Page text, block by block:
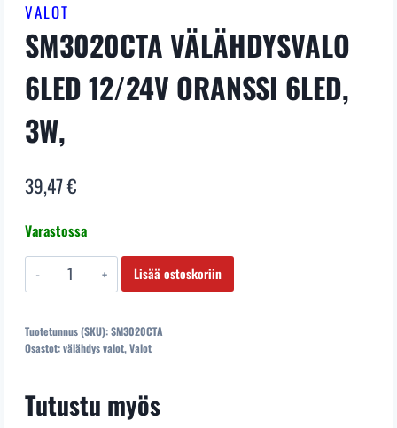
VALOT
SM3020CTA VÄLÄHDYSVALO
6LED 12/24V ORANSSI 6LED,
3W,
39,47€
Varastossa
SM3020CTA
VÄLÄHDYSVALO
12/24V
3W,
Lisää ostoskoriin
Tuotetunnus (SKU):SM3020CTA
Osastot:välähdys valot,Valot
Tutustu myös